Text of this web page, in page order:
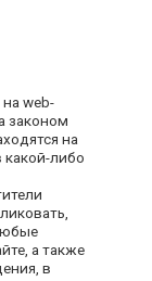
web-
законом
на
какой-либо
а также
в